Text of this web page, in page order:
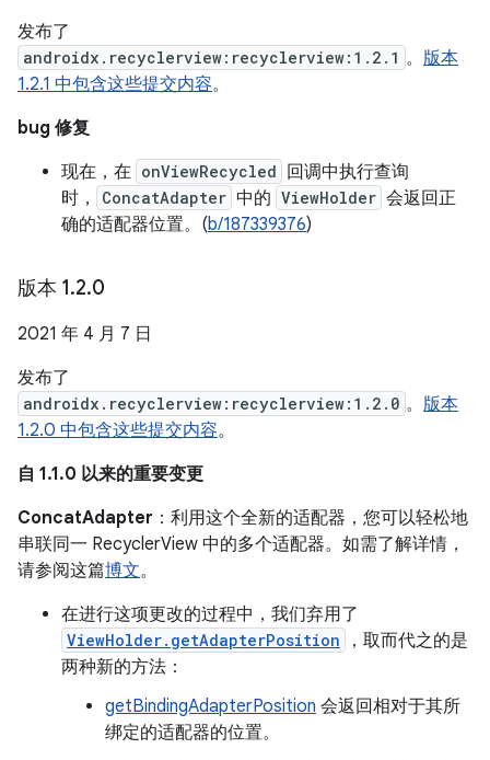
发布了
androidx.recyclerview:recyclerview:1.2.1 。 版本
1.2.1 中包含这些提交内容。
bug 修复
现在，在 onViewRecycled
回调中执行查询
时，
ConcatAdapter 中的 ViewHolder 会返回正
确的适配器位置。(b/187339376)
版本 1.2.0
2021 年 4 月 7 日
发布了
androidx.recyclerview:recyclerview:1.2.0 。 版本
1.2.0 中包含这些提交内容。
自 1.1.0 以来的重要变更
ConcatAdapter ：利用这个全新的适配器，您可以轻松地
串联同一 RecyclerView 中的多个适配器。如需了解详情，
请参阅这篇博文。
在进行这项更改的过程中，我们弃用了
ViewHolder.getAdapterPosition
，取而代之的是
两种新的方法：
getBindingAdapterPosition 会返回相对于其所
绑定的适配器的位置。